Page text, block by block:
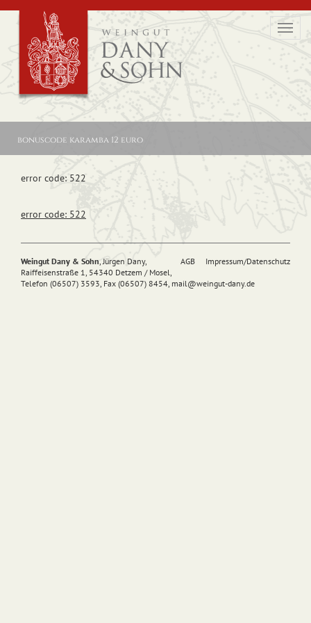
bonuscode karamba 12 euro
error code: 522
error code: 522
AGB Impressum/Datenschutz
Weingut Dany & Sohn, Jürgen Dany,
Raiffeisenstraße 1, 54340 Detzem / Mosel,
Telefon (06507) 3593, Fax (06507) 8454, mail@weingut-dany.de